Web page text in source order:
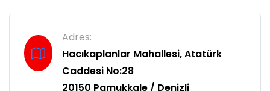
Adres:
Hacıkaplanlar Mahallesi, Atatürk
Caddesi No:28
20150 Pamukkale / Denizli